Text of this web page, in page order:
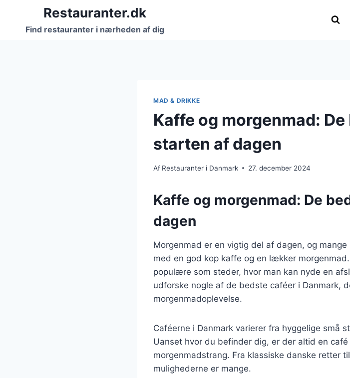
indhold
Restauranter.dk
Find restauranter i nærheden af dig
MAD & DRIKKE
Kaffe og morgenmad:
starten af dagen
Af Restauranter i Danmark 27. december 2024
Kaffe og morgenmad: De
dagen
Morgenmad er en vigtig del af dagen, og
med en god kop kaffe og en lækker
populære som steder, hvor man kan nyde en
udforske nogle af de bedste caféer i Danmark,
morgenmadoplevelse.
Caféerne i Danmark varierer fra hyggelige små
Uanset hvor du befinder dig, er der altid en
morgenmadstrang. Fra klassiske danske retter
mulighederne er mange.